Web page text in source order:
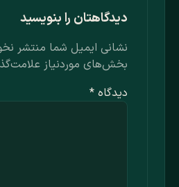
دیدگاهتان را بنویسید
نشانی ایمیل شما منتشر
بخش‌های موردنیاز
دیدگاه *